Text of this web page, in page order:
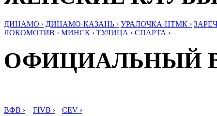
ДИНАМО › ДИНАМО-КАЗАНЬ › УРАЛОЧКА-НТМК ›
ЛОКОМОТИВ › МИНСК › ТУЛИЦА › СПАРТА ›
ОФИЦИАЛЬНЫЙ
ВФВ › FIVB › CEV ›